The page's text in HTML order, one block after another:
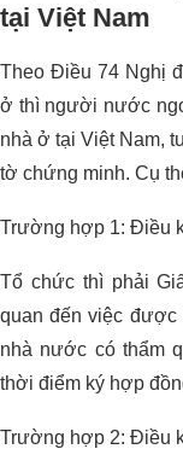
tại Việt Nam
Theo Điều 74 Nghị
ở thì người nước
nhà ở tại Việt Nam,
tờ chứng minh. Cụ
Trường hợp 1: Điều
Tổ chức thì phải
quan đến việc được
nhà nước có thẩm
thời điểm ký hợp
Trường hợp 2: Điều